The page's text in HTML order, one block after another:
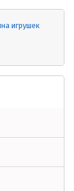
игрушек